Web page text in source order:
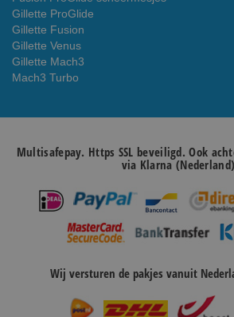
Gillette ProGlide
Gillette Fusion
Gillette Venus
Gillette Mach3
Mach3 Turbo
Multisafepay. Https SSL beveiligd. Ook
via Klarna (Nederland)
Wij versturen de pakjes vanuit